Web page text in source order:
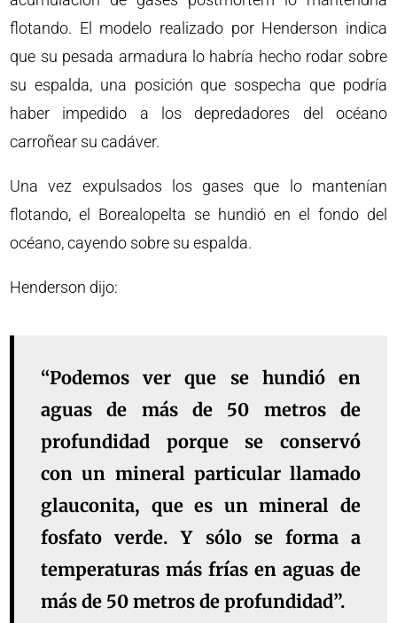
flotando. El modelo realizado por Henderson indica
que su pesada armadura lo habría hecho rodar sobre
su espalda, una posición que sospecha que podría
haber impedido a los depredadores del océano
carroñear su cadáver.
Una vez expulsados los gases que lo mantenían
flotando, el Borealopelta se hundió en el fondo del
océano, cayendo sobre su espalda.
Henderson dijo:
“Podemos ver que se hundió en
aguas de más de 50 metros de
profundidad porque se conservó
con un mineral particular llamado
glauconita, que es un mineral de
fosfato verde. Y sólo se forma a
temperaturas más frías en aguas de
más de 50 metros de profundidad”.